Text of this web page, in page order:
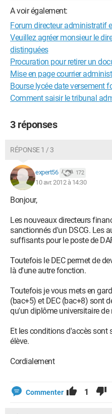
A voir également:
Forum directeur administratif
Veuillez agréer monsieur le
distinguées
Procuration pour retirer un
Mise en page courrier
Bourse lycée date versement
Comment saisir le tribunal
3 réponses
RÉPONSE 1 / 3
expert56 172
10 avr. 2012 à 14:30
Bonjour,
Les nouveaux directeurs
sanctionnés d'un DSCG. Les
suffisants pour le poste de
Toutefois le DEC permet de
là d'une autre fonction.
Toutefois je vous mets en
(bac+5) et DEC (bac+8) sont
qu'un diplôme universitaire de
Et les conditions d'accès sont
élève.
Cordialement
Commenter 1